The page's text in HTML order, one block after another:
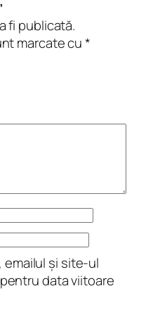
fi publicată.
marcate cu*
emailul și site-ul
data viitoare